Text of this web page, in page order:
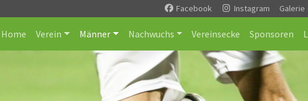
Facebook Instagram Galerie
Home Verein Männer Nachwuchs Vereinsecke Sponsoren